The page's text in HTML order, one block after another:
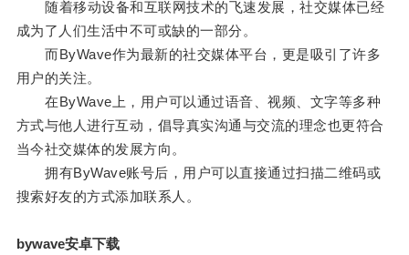
随着移动设备和互联网技术的飞速发展，社交媒体已经
成为了人们生活中不可或缺的一部分。
而ByWave作为最新的社交媒体平台，更是吸引了许多
用户的关注。
在ByWave上，用户可以通过语音、视频、文字等多种
方式与他人进行互动，倡导真实沟通与交流的理念也更符合
当今社交媒体的发展方向。
拥有ByWave账号后，用户可以直接通过扫描二维码或
搜索好友的方式添加联系人。
bywave安卓下载